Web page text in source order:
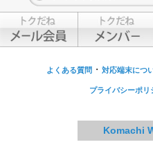
よくある質問 ・ 対応端末につ
プライバシーポリ
Komachi